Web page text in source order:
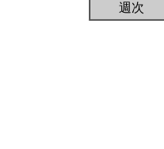
週次